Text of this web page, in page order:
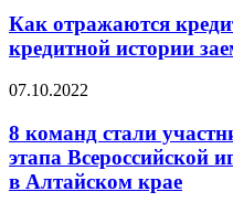
Как отражаются
кредитной истории
07.10.2022
8 команд стали
этапа Всероссийской
в Алтайском крае